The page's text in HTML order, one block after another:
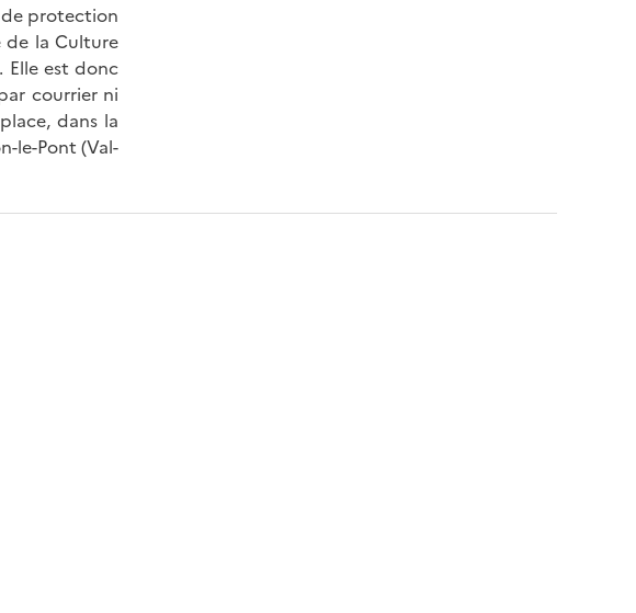
de protection
de la Culture
Elle est donc
courrier ni
dans la
le-Pont (Val-